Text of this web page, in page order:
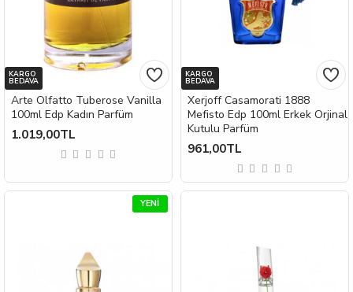
KARGO
BEDAVA
Arte Olfatto Tuberose Vanilla
100ml Edp Kadın Parfüm
1.019,00TL
KARGO
BEDAVA
Xerjoff Casamorati 1888
Mefisto Edp 100ml Erkek Orjinal
Kutulu Parfüm
961,00TL
YENI